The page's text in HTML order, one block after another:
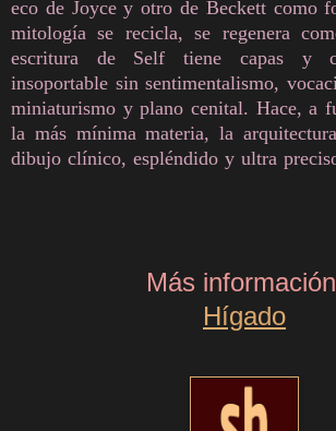
eco de Joyce y otro de Beckett como
mitología se recicla, se regenera
escritura de Self tiene capas y
insoportable sin sentimentalismo,
miniaturismo y plano cenital. Hace, a
la más mínima materia, la
dibujo clínico, espléndido y ultra
Más
Hígado